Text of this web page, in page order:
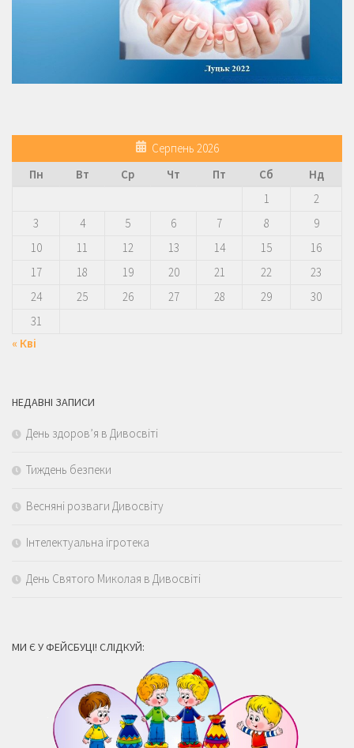
Серпень 2026
Пн
Вт Ср Чт Пт Сб
Нд
1
2
3
4 5 6 7 8
9
10
11 12 13 14 15
16
17
18 19 20 21 22
23
24
25 26 27 28 29
30
31
« Кві
НЕДАВНІ ЗАПИСИ
День здоров’я в Дивосвіті
Тиждень безпеки
Весняні розваги Дивосвіту
Інтелектуальна ігротека
День Святого Миколая в Дивосвіті
МИ Є У ФЕЙСБУЦІ! СЛІДКУЙ: